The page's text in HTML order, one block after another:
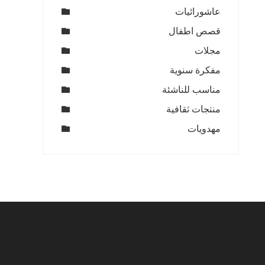
عاشورائيات
قصص اطفال
مجلات
مفكرة سنوية
مناسب للناشئة
منتجات ثقافية
مهدويات